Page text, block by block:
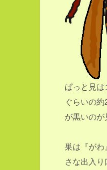
ぱっと見
ぐらいの
が黒いのが
巣は『が
さな出入